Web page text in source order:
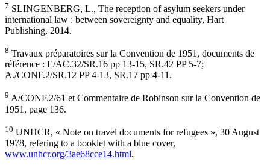
7 SLINGENBERG, L., The reception of asylum seekers under
international law : between sovereignty and equality, Hart
Publishing, 2014.
8 Travaux préparatoires sur la Convention de 1951, documents de
référence : E/AC.32/SR.16 pp 13-15, SR.42 PP 5-7;
A./CONF.2/SR.12 PP 4-13, SR.17 pp 4-11.
9 A/CONF.2/61 et Commentaire de Robinson sur la Convention de
1951, page 136.
10 UNHCR, « Note on travel documents for refugees », 30 August
1978, refering to a booklet with a blue cover,
www.unhcr.org/3ae68cce14.html.